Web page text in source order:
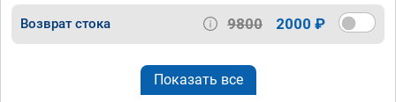
Возврат стока 9800 2000 ₽
Показать все